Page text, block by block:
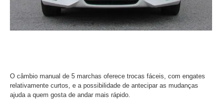
O câmbio manual de 5 marchas oferece trocas fáceis, com engates
relativamente curtos, e a possibilidade de antecipar as mudanças
ajuda a quem gosta de andar mais rápido.